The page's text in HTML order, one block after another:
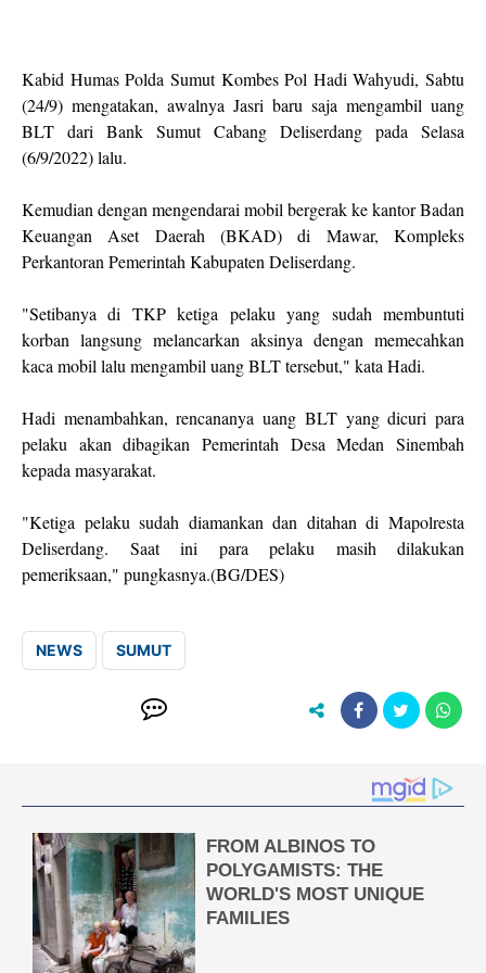
Kabid Humas Polda Sumut Kombes Pol Hadi Wahyudi, Sabtu
(24/9) mengatakan, awalnya Jasri baru saja mengambil uang
BLT dari Bank Sumut Cabang Deliserdang pada Selasa
(6/9/2022) lalu.
Kemudian dengan mengendarai mobil bergerak ke kantor Badan
Keuangan Aset Daerah (BKAD) di Mawar, Kompleks
Perkantoran Pemerintah Kabupaten Deliserdang.
"Setibanya di TKP ketiga pelaku yang sudah membuntuti
korban langsung melancarkan aksinya dengan memecahkan
kaca mobil lalu mengambil uang BLT tersebut," kata Hadi.
Hadi menambahkan, rencananya uang BLT yang dicuri para
pelaku akan dibagikan Pemerintah Desa Medan Sinembah
kepada masyarakat.
"Ketiga pelaku sudah diamankan dan ditahan di Mapolresta
Deliserdang. Saat ini para pelaku masih dilakukan
pemeriksaan," pungkasnya.(BG/DES)
NEWS SUMUT